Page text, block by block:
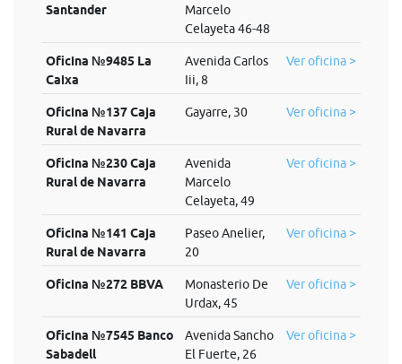
Santander
Marcelo
Celayeta 46-48
Oficina №9485 La
Caixa
Avenida Carlos
Iii, 8
Ver oficina >
Oficina №137 Caja
Rural de Navarra
Gayarre, 30 Ver oficina >
Oficina №230 Caja
Rural de Navarra
Avenida
Marcelo
Celayeta, 49
Ver oficina >
Oficina №141 Caja
Rural de Navarra
Paseo Anelier,
20
Ver oficina >
Oficina №272 BBVA
Monasterio De
Urdax, 45
Ver oficina >
Oficina №7545 Banco
Sabadell
Avenida Sancho
El Fuerte, 26
Ver oficina >